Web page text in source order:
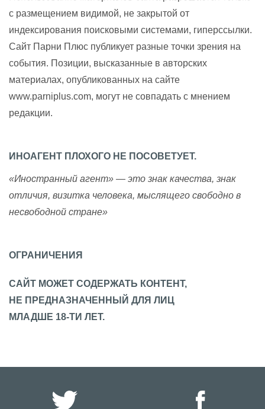
с размещением видимой, не закрытой от
индексирования поисковыми системами, гиперссылки.
Сайт Парни Плюс публикует разные точки зрения на
события. Позиции, высказанные в авторских
материалах, опубликованных на сайте
www.parniplus.com, могут не совпадать с мнением
редакции.
ИНОАГЕНТ ПЛОХОГО НЕ ПОСОВЕТУЕТ.
«Иностранный агент» — это знак качества, знак
отличия, визитка человека, мыслящего свободно в
несвободной стране»
ОГРАНИЧЕНИЯ
САЙТ МОЖЕТ СОДЕРЖАТЬ КОНТЕНТ,
НЕ ПРЕДНАЗНАЧЕННЫЙ ДЛЯ ЛИЦ
МЛАДШЕ 18-ТИ ЛЕТ.